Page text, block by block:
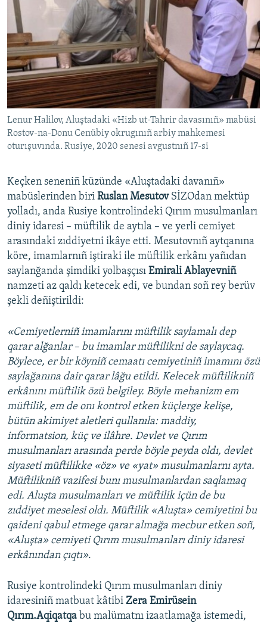
Lenur Halilov, Aluştadaki «Hizb ut-Tahrir davasınıñ» mabüsi
Rostov-na-Donu Cenübiy okrugınıñ arbiy mahkemesi
oturışuvında. Rusiye, 2020 senesi avgustnıñ 17-si
Keçken seneniñ küzünde «Aluştadaki davanıñ»
mabüslerinden biri Ruslan MesutovSİZOdan mektüp
yolladı, anda Rusiye kontrolindeki Qırım musulmanları
diniy idaresi – müftilik de aytıla – ve yerli cemiyet
arasındaki zıddiyetni ikâye etti. Mesutovnıñ aytqanına
köre, imamlarnıñ iştiraki ile müftilik erkânı yañıdan
saylanğanda şimdiki yolbaşçısı Emirali Ablayevniñ
namzeti az qaldı ketecek edi, ve bundan soñ rey berüv
şekli deñiştirildi:
«Cemiyetlerniñ imamlarını müftilik saylamalı dep
qarar alğanlar – bu imamlar müftilikni de saylaycaq.
Böylece, er bir köyniñ cemaatı cemiyetiniñ imamını özü
saylağanına dair qarar lâğu etildi. Kelecek müftilikniñ
erkânını müftilik özü belgiley. Böyle mehanizm em
müftilik, em de onı kontrol etken küçlerge kelişe,
bütün akimiyet aletleri qullanıla: maddiy,
informatsion, küç ve ilâhre. Devlet ve Qırım
musulmanları arasında perde böyle peyda oldı, devlet
siyaseti müftilikke «öz» ve «yat» musulmanlarnı ayta.
Müftilikniñ vazifesi bunı musulmanlardan saqlamaq
edi. Aluşta musulmanları ve müftilik içün de bu
zıddiyet meselesi oldı. Müftilik «Aluşta» cemiyetini bu
qaideni qabul etmege qarar almağa mecbur etken soñ,
«Aluşta» cemiyeti Qırım musulmanları diniy idaresi
erkânından çıqtı».
Rusiye kontrolindeki Qırım musulmanları diniy
idaresiniñ matbuat kâtibi Zera Emirüsein
Qırım.Aqiqatqa bu malümatnı izaatlamağa istemedi,